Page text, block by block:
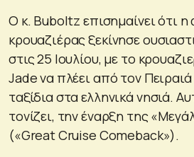
Ο κ. Buboltz επισημαίνει ότι η
κρουαζιέρας ξεκίνησε
στις 25 Ιουλίου, με το
Jade να πλέει από τον
ταξίδια στα ελληνικά νησιά.
τονίζει, την έναρξη της
(«Great Cruise Comeback»).